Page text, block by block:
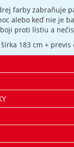
farby zabraňuje
alebo keď nie je
proti lístiu a
183 cm + previs